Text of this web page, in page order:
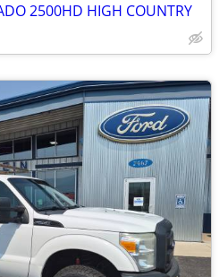
2500HD HIGH COUNTRY